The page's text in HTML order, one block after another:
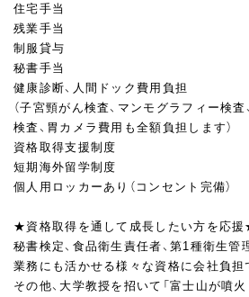
住宅手当
残業手当
制服貸与
秘書手当
健康診断、人間ドック費用負担
（子宮頸がん検査、マンモグラフィー検
検査、胃カメラ費用も全額負担します）
資格取得支援制度
短期海外留学制度
個人用ロッカーあり（コンセント完備）
★資格取得を通して成長したい方を応
秘書検定、食品衛生責任者、第1種衛生管
業務にも活かせる様々な資格に会社負担
その他、大学教授を招いて「富士山が噴